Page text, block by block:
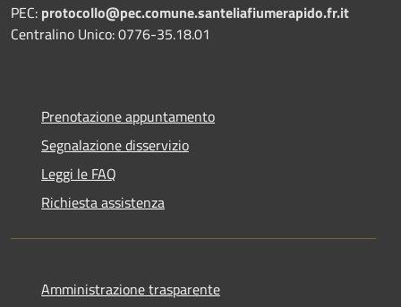
PEC: protocollo@pec.comune.santeliafiumerapido.fr.it
Centralino Unico: 0776-35.18.01
Prenotazione appuntamento
Segnalazione disservizio
Leggi le FAQ
Richiesta assistenza
Amministrazione trasparente